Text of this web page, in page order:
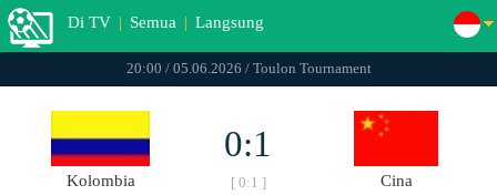
Di TV | Semua | Langsung
20:00 / 05.06.2026 / Toulon Tournament
Kolombia
0:1
[ 0:1 ] Cina